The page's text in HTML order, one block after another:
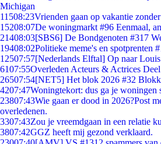
Michigan
11508:23Vrienden gaan op vakantie
15208:07De woningmarkt #96 Eenmaal,
21408:03[SBS6] De Bondgenoten #317
19408:02Politieke meme's en spotprenten
12507:57[Nederlands Elftal] Op naar
6107:55Overleden Acteurs & Actrices
26507:54[NET5] Het blok 2026 #32
4207:47Woningtekort: dus ga je woningen
23807:43Wie gaan er dood in 2026?Post
overledenen.
3307:43Zou je vreemdgaan in een relatie
3807:42GGZ heeft mij gezond verklaard.